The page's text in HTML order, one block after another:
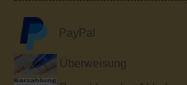
PayPal
Überweisung